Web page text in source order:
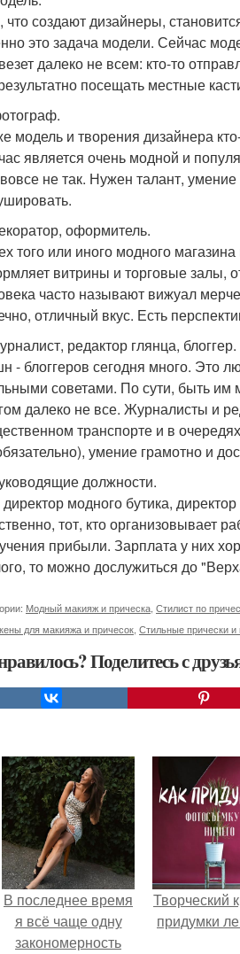
что создают дизайнеры,
это задача модели. Сейчас
далеко не всем: кто-то
посещать местные
модель и творения дизайнера
является очень модной и
не так. Нужен талант,
оформитель.
того или иного модного
витрины и торговые залы,
часто называют вижуал
отличный вкус. Есть
редактор глянца, блоггер.
- блоггеров сегодня много. Это
советами. По сути, быть
далеко не все. Журналисты и
транспорте и в
умение грамотно и
должности.
модного бутика,
тот, кто организовывает
прибыли. Зарплата у них
то можно дослужиться до
Модный макияж и прическа Стилист по
для макияжа и причесок Стильные прически
Поделитесь с
В последнее время
я всё чаще одну
закономерность
Творческий
придумки